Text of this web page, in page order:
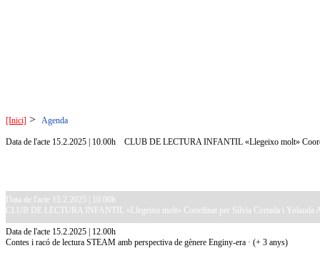
[Inici] > Agenda
Data de l'acte 15.2.2025 | 10.00h CLUB DE LECTURA INFANTIL «Llegeixo molt»
Data de l'acte 15.2.2025 | 10.00h
CLUB DE LECTURA INFANTIL «Llegeixo molt» Coordinat per Sílvia Cortada i Yolanda
Data de l'acte 15.2.2025 | 12.00h
Contes i racó de lectura STEAM amb perspectiva de gènere Enginy-era · (+ 3 anys)